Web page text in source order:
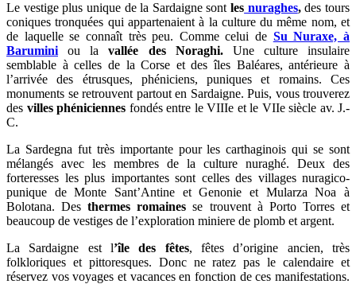
Le vestige plus unique de la Sardaigne sontles nuraghes,des tours
coniques tronquées qui appartenaient à la culture du même nom, et
de laquelle se connaît très peu. Comme celui de Su Nuraxe, à
Barumini ou lavallée des Noraghi. Une culture insulaire
semblable à celles de la Corse et des îles Baléares, antérieure à
l’arrivée des étrusques, phéniciens, puniques et romains. Ces
monuments se retrouvent partout en Sardaigne. Puis, vous trouverez
des villes phéniciennes fondés entre le VIIIe et le VIIe siècle av. J.-
C.
La Sardegna fut très importante pour les carthaginois qui se sont
mélangés avec les membres de la culture nuraghé. Deux des
forteresses les plus importantes sont celles des villages nuragico-
punique de Monte Sant’Antine et Genonie et Mularza Noa à
Bolotana. Desthermes romaines se trouvent à Porto Torres et
beaucoup de vestiges de l’exploration miniere de plomb et argent.
La Sardaigne est l’île des fêtes, fêtes d’origine ancien, très
folkloriques et pittoresques. Donc ne ratez pas le calendaire et
réservez vos voyages et vacances en fonction de ces manifestations.